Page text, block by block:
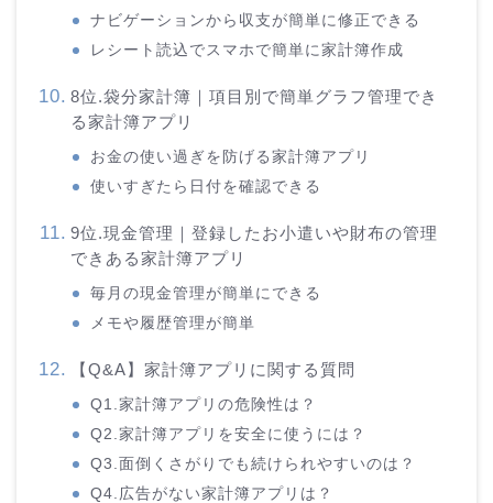
ナビゲーションから収支が簡単に修正できる
レシート読込でスマホで簡単に家計簿作成
8位.袋分家計簿｜項目別で簡単グラフ管理でき
る家計簿アプリ
お金の使い過ぎを防げる家計簿アプリ
使いすぎたら日付を確認できる
9位.現金管理｜登録したお小遣いや財布の管理
できある家計簿アプリ
毎月の現金管理が簡単にできる
メモや履歴管理が簡単
【Q&A】家計簿アプリに関する質問
Q1.家計簿アプリの危険性は？
Q2.家計簿アプリを安全に使うには？
Q3.面倒くさがりでも続けられやすいのは？
Q4.広告がない家計簿アプリは？